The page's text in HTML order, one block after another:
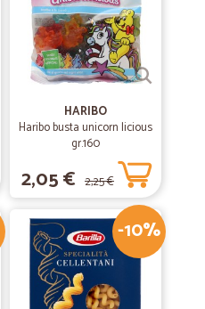
HARIBO
Haribo busta unicorn licious
gr.160
2,05 € 2,25 €
-10%